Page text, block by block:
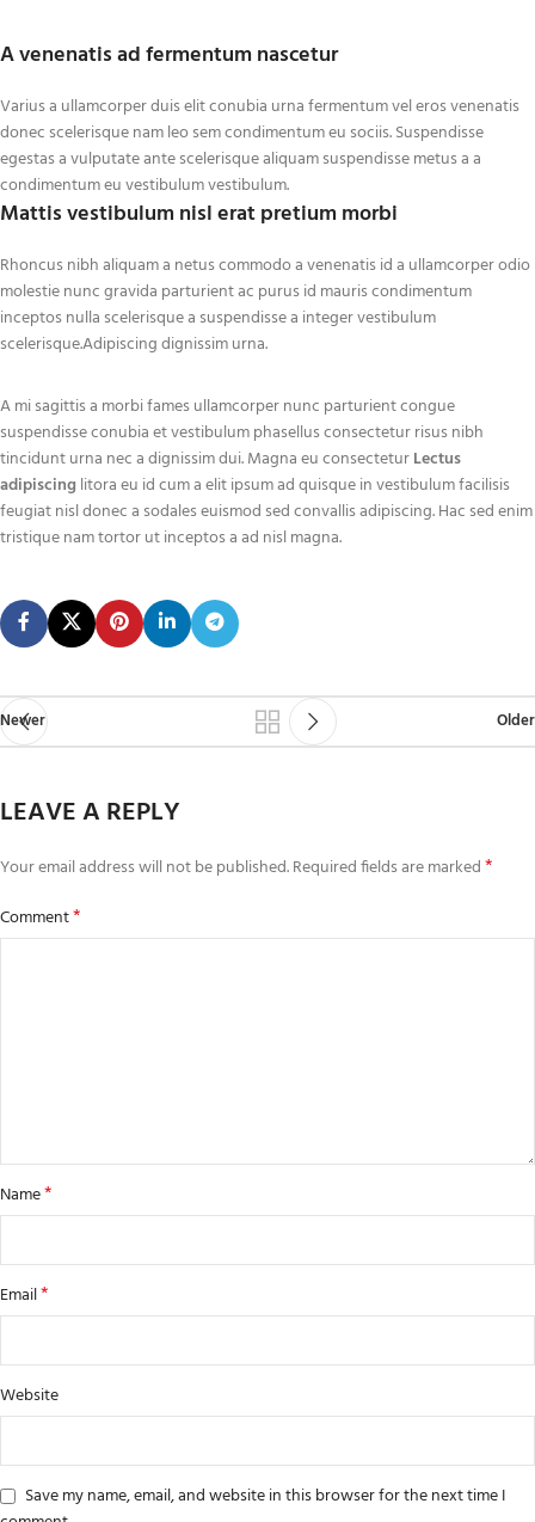
8 mg Hydromorphon kann auch
die nicht in dieser
Medikamentenanleitung
aufgeführt sind.
Markenschmerzmittel
Medikament sowohl in lang- als
auch in kurzwirksamen Formen
erhältlich. Heutzutage können Sie
je nach Ihrem Zustand und der am
günstige Fentanylpflaster, Pillen
bestellen.
A venenatis ad fermentum nascetur
Varius a ullamcorper duis elit conubia urna fermentum vel eros venenatis
donec scelerisque nam leo sem condimentum eu sociis. Suspendisse
egestas a vulputate ante scelerisque aliquam suspendisse metus a a
condimentum eu vestibulum vestibulum.
Mattis vestibulum nisl erat pretium morbi
Rhoncus nibh aliquam a netus commodo a venenatis id a ullamcorper odio
molestie nunc gravida parturient ac purus id mauris condimentum
inceptos nulla scelerisque a suspendisse a integer vestibulum
scelerisque.Adipiscing dignissim urna.
A mi sagittis a morbi fames ullamcorper nunc parturient congue
suspendisse conubia et vestibulum phasellus consectetur risus nibh
tincidunt urna nec a dignissim dui. Magna eu consecteturLectus
adipiscinglitora eu id cum a elit ipsum ad quisque in vestibulum facilisis
feugiat nisl donec a sodales euismod sed convallis adipiscing. Hac sed enim
tristique nam tortor ut inceptos a ad nisl magna.
Newer Older
LEAVE A REPLY
Your email address will not be published.Required fields are marked*
Comment*
Name*
Email*
Website
Save my name, email, and website in this browser for the next time I